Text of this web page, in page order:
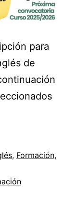
para
de
, Formación,